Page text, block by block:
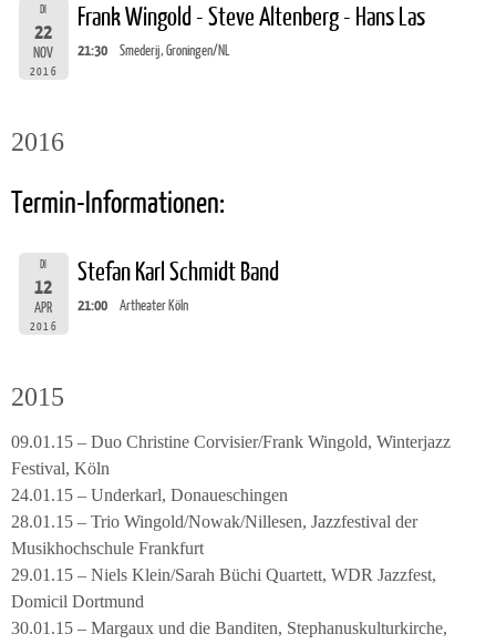
DI
22
NOV
2016
Frank Wingold - Steve Altenberg - Hans Las
21:30 Smederij, Groningen/NL
2016
Termin-Informationen:
DI
12
APR
2016
Stefan Karl Schmidt Band
21:00 Artheater Köln
2015
09.01.15 – Duo Christine Corvisier/Frank Wingold, Winterjazz
Festival, Köln
24.01.15 – Underkarl, Donaueschingen
28.01.15 – Trio Wingold/Nowak/Nillesen, Jazzfestival der
Musikhochschule Frankfurt
29.01.15 – Niels Klein/Sarah Büchi Quartett, WDR Jazzfest,
Domicil Dortmund
30.01.15 – Margaux und die Banditen, Stephanuskulturkirche,